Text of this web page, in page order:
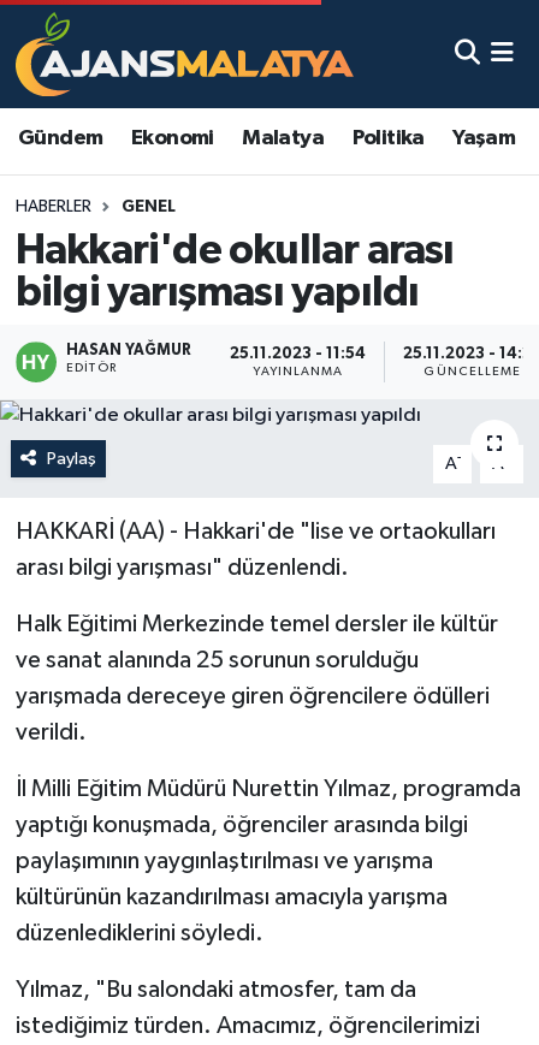
Gündem Ekonomi Malatya Politika Yaşam
HABERLER GENEL
Hakkari'de okullar arası
bilgi yarışması yapıldı
HASAN YAĞMUR
EDITÖR
25.11.2023 - 11:54
YAYINLANMA
25.11.2023 -
GÜNCELLEME
Paylaş A- A
HAKKARİ (AA) - Hakkari'de "lise ve ortaokulları
arası bilgi yarışması" düzenlendi.
Halk Eğitimi Merkezinde temel dersler ile kültür
ve sanat alanında 25 sorunun sorulduğu
yarışmada dereceye giren öğrencilere ödülleri
verildi.
İl Milli Eğitim Müdürü Nurettin Yılmaz, programda
yaptığı konuşmada, öğrenciler arasında bilgi
paylaşımının yaygınlaştırılması ve yarışma
kültürünün kazandırılması amacıyla yarışma
düzenlediklerini söyledi.
Yılmaz, "Bu salondaki atmosfer, tam da
istediğimiz türden. Amacımız, öğrencilerimizi
Asayiş
Eğitim
Ekonomi
Gündem
Kültür & Sanat
Magazin
Politika
Sağlık
Spor
Yaşam
Malatya Nöbetçi Eczaneler
Malatya Namaz Vakitleri
Malatya Trafik Yoğunluk Haritası
TFF 3.Lig 2.Grup Puan Durumu ve Fikstür
Son Dakika Haberleri
Haber Arşivi